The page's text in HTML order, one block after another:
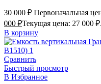
30 000₽ Первоначальная
000 ₽Текущая цена: 27 000 ₽.
В корзину
Сравнить
Быстрый просмотр
В Избранное